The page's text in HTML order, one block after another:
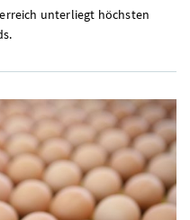
unterliegt höchsten